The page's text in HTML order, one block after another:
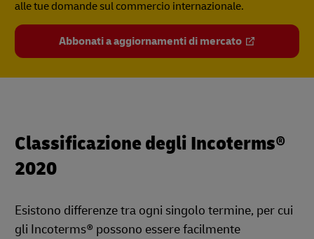
alle tue domande sul commercio internazionale.
Abbonati a aggiornamenti di mercato
Classificazione degli Incoterms®
2020
Esistono differenze tra ogni singolo termine, per cui
gli Incoterms® possono essere facilmente